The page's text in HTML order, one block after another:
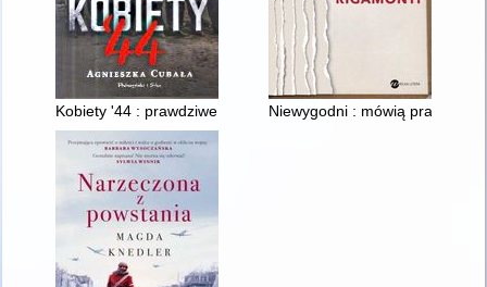
Kobiety '44 : prawdziwe historie kobiet w powstańczej
Niewygodni : mówią prawdę o